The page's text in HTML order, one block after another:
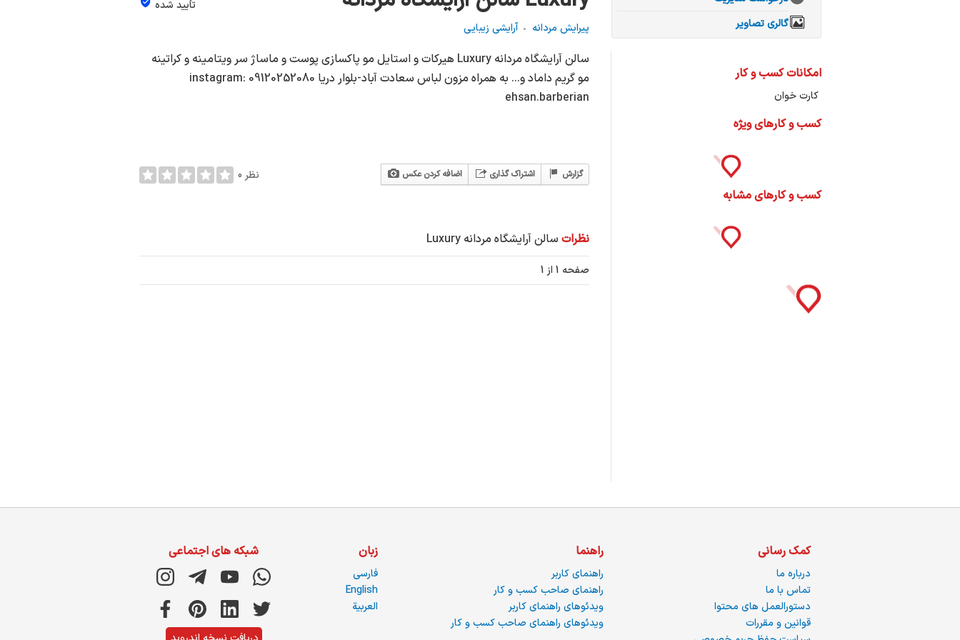
تأیید شده
پیرایش مردانه
آرایشی زیبایی
سالن آرایشگاه مردانه Luxury هیرکات و استایل مو پاکسازی پوست و ماساژ سر ویتامینه و کراتینه
مو گریم داماد و... به همراه مزون لباس سعادت آباد-بلوار دریا 09120252080 instagram:
ehsan.barberian
اضافه کردن عکس اشتراک گذاری گزارش 0 نظر
نظرات سالن آرایشگاه مردانه Luxury
صفحه 1 از 1
گالری تصاویر
امکانات کسب و کار
کارت خوان
کسب و کارهای ویژه
کسب و کارهای مشابه
کمک رسانی
درباره ما
تماس با ما
دستورالعمل های محتوا
قوانین و مقررات
راهنما
راهنمای کاربر
راهنمای صاحب کسب و کار
ویدئوهای راهنمای کاربر
ویدئوهای راهنمای صاحب کسب و کار
زبان
فارسی
English
العربية
شبکه های اجتماعی